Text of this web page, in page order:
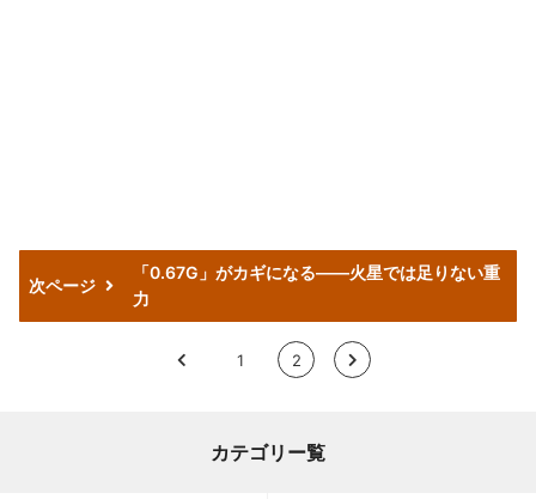
次ページ
「0.67G」がカギになる――火星では足りない重
力
< 1 2 >
カテゴリー覧